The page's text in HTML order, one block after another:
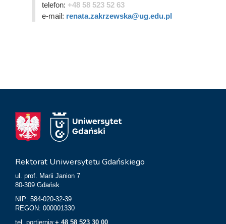
telefon: +48 58 523 52 63
e-mail: renata.zakrzewska@ug.edu.pl
Rektorat Uniwersytetu Gdańskiego
ul. prof. Marii Janion 7
80-309 Gdańsk
NIP: 584-020-32-39
REGON: 000001330
tel. portiernia:+ 48 58 523 30 00